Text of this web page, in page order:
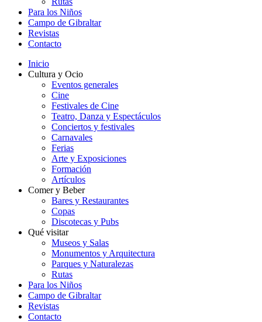
Para los Niños
Campo de Gibraltar
Revistas
Contacto
Inicio
Cultura y Ocio
Eventos generales
Cine
Festivales de Cine
Teatro, Danza y Espectáculos
Conciertos y festivales
Carnavales
Ferias
Arte y Exposiciones
Formación
Artículos
Comer y Beber
Bares y Restaurantes
Copas
Discotecas y Pubs
Qué visitar
Museos y Salas
Monumentos y Arquitectura
Parques y Naturalezas
Rutas
Para los Niños
Campo de Gibraltar
Revistas
Contacto